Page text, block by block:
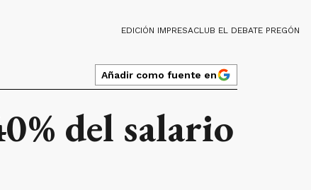
EDICIÓN IMPRESACLUB EL DEBATE PREGÓN
Añadir como fuente en
del salario